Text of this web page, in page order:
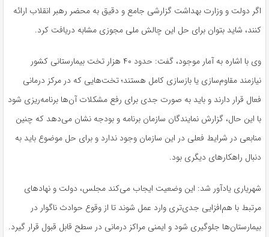
اگر دولت و وزارت بهداشت گزارشی جامع و دقیق به محضر رهبر انقلاب ارائه
کنند، شاید بتوان برای حل این چالش ملی مجوزی مشابه دریافت کرد.
وی با اشاره به آمار موجود، گفت: حدود ۴۰ هزار تخت بیمارستانی کشور
نیازمند مقاوم‌سازی یا بازسازی کامل هستند؛ تخت‌هایی که در مرکز درمانی
فعال قرار دارند و باید به صورت جدی برای رفع مشکلات آن‌ها برنامه‌ریزی شود
با این حال، گزارش نمایندگان سازمان برنامه و بودجه نشان می‌دهد که چنین
منابعی در شرایط فعلی در این سازمان وجود ندارد و برای حل موضوع باید به
دنبال راهکارهای دیگری بود.
شهریاری یادآور شد: این وضعیت ایجاب می‌کند مجلس، دولت و نهادهای
مرتبط با هم‌افزایی جدی‌تری وارد عمل شوند تا از وقوع حوادث ناگوار در
بیمارستان‌ها جلوگیری شود و ایمنی مراکز درمانی در سطح قابل قبول قرار گیرد.